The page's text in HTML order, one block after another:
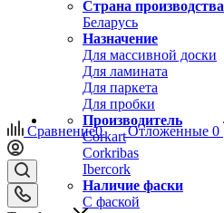
Страна производства
Беларусь
Назначение
Для массивной доски
Для ламината
Для паркета
Для пробки
Производитель
Corkart
Corkribas
Ibercork
Наличие фаски
С фаской
Сравнение0 Отложенные 0